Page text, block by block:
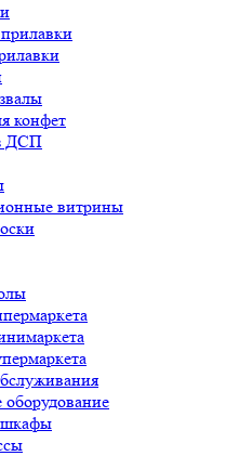
конфет
ДСП
витрины
шкафы